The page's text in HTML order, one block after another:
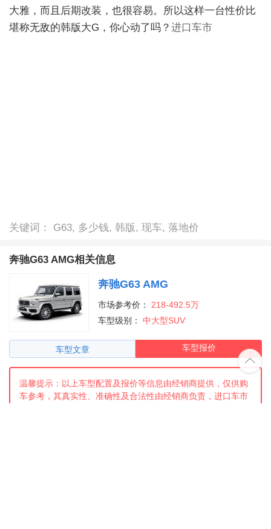
大雅，而且后期改装，也很容易。所以这样一台性价比
堪称无敌的韩版大G，你心动了吗？ 进口车市
关键词： G63, 多少钱, 韩版, 现车, 落地价
奔驰G63 AMG相关信息
奔驰G63 AMG
市场参考价：
218-492.5万
车型级别：
中大型SUV
车型文章 车型报价
温馨提示：以上车型配置及报价等信息由经销商提供，仅供购
车参考，其真实性、准确性及合法性由经销商负责，进口车市
